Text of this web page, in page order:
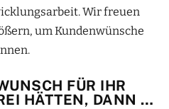
Wir freuen
um Kundenwünsche
FÜR IHR
HÄTTEN, DANN …